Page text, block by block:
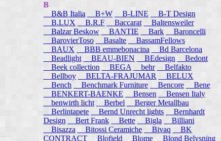
B
B&B Italia
B+W B-LINE
B-T Design
B.LUX
B.R.F Baccarat
Baltensweiler
Balzar Beskow
BANTIE Bark
Baroncelli
BarovierToso
Basalte
BassamFellows
BAUX
BBB emmebonacina
Bd Barcelona
Beadlight
BEAU-BIEN BEdesign
Bedont
Beek collection
BEGA behr
Belfakto
Bellboy
BELTA-FRAJUMAR
BELUX
Bench
Benchmark Furniture Bencore
Bene
BENKERT-BAENKE
Bensen
Bensen Italy
benwirth licht
Berbel
Berger Metallbau
Berlintapete
Bernd Unrecht lights
Bernhardt
Design
Bert Frank Bette Bigla
Billiani
Bisazza
Bitossi Ceramiche Bivaq
BK
CONTRACT
Blofield Blome Blond Belysning